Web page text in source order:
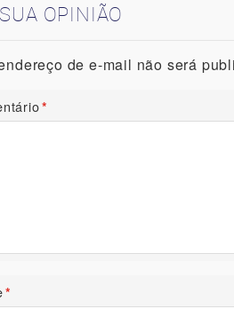
OPINIÃO
de e-mail não será
*
*